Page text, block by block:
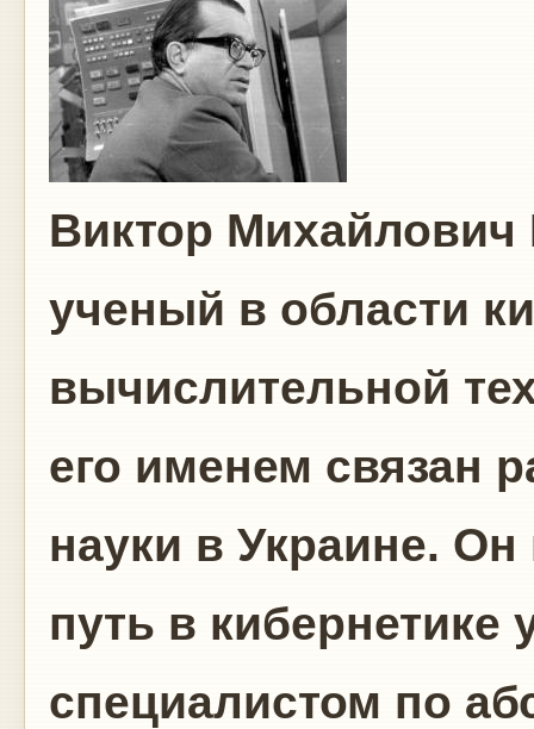
Виктор
ученый в области
вычислительной
его именем связан
науки в Украине. Он
путь в кибернетике
специалистом по